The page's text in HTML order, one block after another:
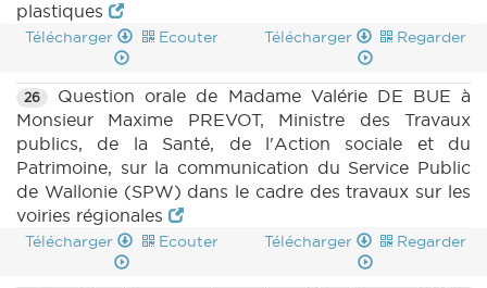
plastiques
Télécharger Ecouter Télécharger Regarder
26
Question orale de Madame Valérie DE BUE à
Monsieur Maxime PREVOT, Ministre des Travaux
publics, de la Santé, de l'Action sociale et du
Patrimoine, sur la communication du Service Public
de Wallonie (SPW) dans le cadre des travaux sur les
voiries régionales
Télécharger Ecouter Télécharger Regarder